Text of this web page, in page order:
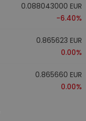
0.088043000 EUR
-6.40%
0.865623 EUR
0.00%
0.865660 EUR
0.00%